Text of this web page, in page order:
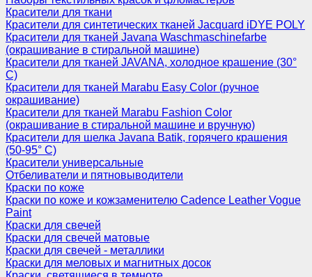
Красители для ткани
Красители для синтетических тканей Jacquard iDYE POLY
Красители для тканей Javana Waschmaschinefarbe
(окрашивание в стиральной машине)
Красители для тканей JAVANA, холодное крашение (30°
С)
Красители для тканей Marabu Easy Color (ручное
окрашивание)
Красители для тканей Marabu Fashion Color
(окрашивание в стиральной машине и вручную)
Красители для шелка Javana Batik, горячего крашения
(50-95° С)
Красители универсальные
Отбеливатели и пятновыводители
Краски по коже
Краски по коже и кожзаменителю Cadence Leather Vogue
Paint
Краски для свечей
Краски для свечей матовые
Краски для свечей - металлики
Краски для меловых и магнитных досок